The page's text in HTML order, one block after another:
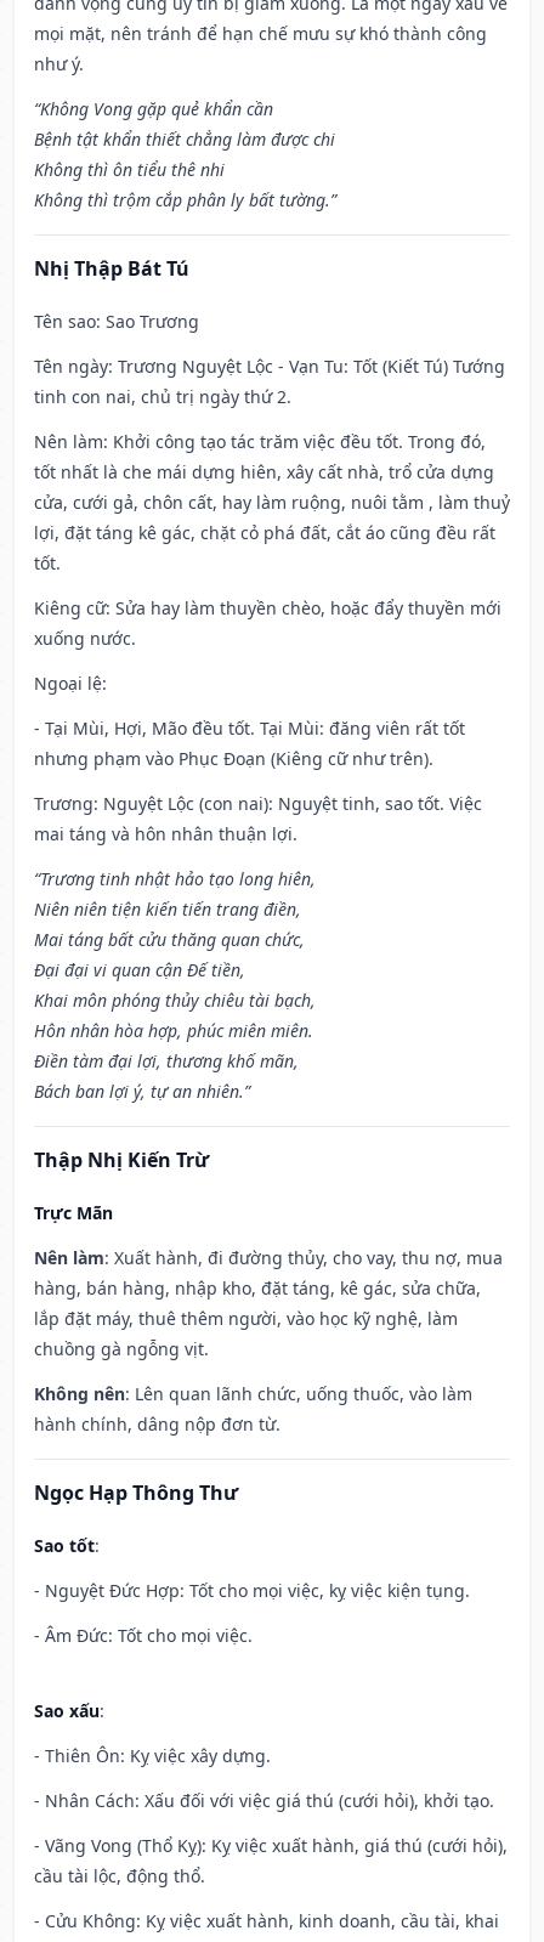
mọi mặt, nên tránh để hạn chế mưu sự khó thành công
như ý.
“Không Vong gặp quẻ khẩn cần
Bệnh tật khẩn thiết chẳng làm được chi
Không thì ôn tiểu thê nhi
Không thì trộm cắp phân ly bất tường.”
Nhị Thập Bát Tú
Tên sao: Sao Trương
Tên ngày: Trương Nguyệt Lộc - Vạn Tu: Tốt (Kiết Tú) Tướng
tinh con nai, chủ trị ngày thứ 2.
Nên làm: Khởi công tạo tác trăm việc đều tốt. Trong đó,
tốt nhất là che mái dựng hiên, xây cất nhà, trổ cửa dựng
cửa, cưới gả, chôn cất, hay làm ruộng, nuôi tằm , làm thuỷ
lợi, đặt táng kê gác, chặt cỏ phá đất, cắt áo cũng đều rất
tốt.
Kiêng cữ: Sửa hay làm thuyền chèo, hoặc đẩy thuyền mới
xuống nước.
Ngoại lệ:
- Tại Mùi, Hợi, Mão đều tốt. Tại Mùi: đăng viên rất tốt
nhưng phạm vào Phục Đoạn (Kiêng cữ như trên).
Trương: Nguyệt Lộc (con nai): Nguyệt tinh, sao tốt. Việc
mai táng và hôn nhân thuận lợi.
“Trương tinh nhật hảo tạo long hiên,
Niên niên tiện kiến tiến trang điền,
Mai táng bất cửu thăng quan chức,
Đại đại vi quan cận Đế tiền,
Khai môn phóng thủy chiêu tài bạch,
Hôn nhân hòa hợp, phúc miên miên.
Điền tàm đại lợi, thương khố mãn,
Bách ban lợi ý, tự an nhiên.”
Thập Nhị Kiến Trừ
Trực Mãn
Nên làm: Xuất hành, đi đường thủy, cho vay, thu nợ, mua
hàng, bán hàng, nhập kho, đặt táng, kê gác, sửa chữa,
lắp đặt máy, thuê thêm người, vào học kỹ nghệ, làm
chuồng gà ngỗng vịt.
Không nên: Lên quan lãnh chức, uống thuốc, vào làm
hành chính, dâng nộp đơn từ.
Ngọc Hạp Thông Thư
Sao tốt:
- Nguyệt Đức Hợp: Tốt cho mọi việc, kỵ việc kiện tụng.
- Âm Đức: Tốt cho mọi việc.
Sao xấu:
- Thiên Ôn: Kỵ việc xây dựng.
- Nhân Cách: Xấu đối với việc giá thú (cưới hỏi), khởi tạo.
- Vãng Vong (Thổ Kỵ): Kỵ việc xuất hành, giá thú (cưới hỏi),
cầu tài lộc, động thổ.
- Cửu Không: Kỵ việc xuất hành, kinh doanh, cầu tài, khai